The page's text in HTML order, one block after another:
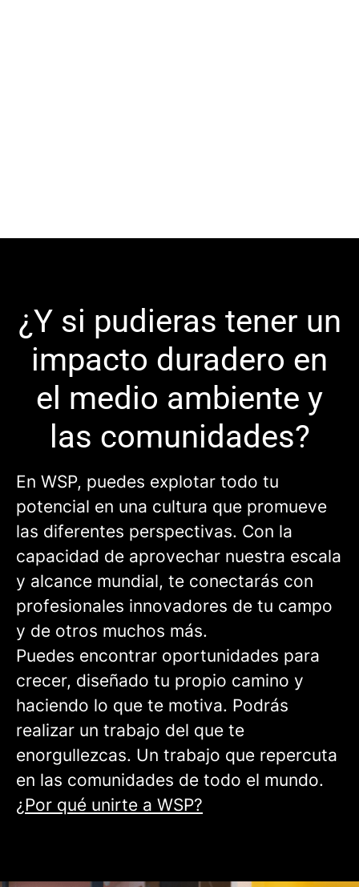
¿Y si pudieras tener un
impacto duradero en
el medio ambiente y
las comunidades?
En WSP, puedes explotar todo tu
potencial en una cultura que promueve
las diferentes perspectivas. Con la
capacidad de aprovechar nuestra escala
y alcance mundial, te conectarás con
profesionales innovadores de tu campo
y de otros muchos más.
Puedes encontrar oportunidades para
crecer, diseñado tu propio camino y
haciendo lo que te motiva. Podrás
realizar un trabajo del que te
enorgullezcas. Un trabajo que repercuta
en las comunidades de todo el mundo.
¿Por qué unirte a WSP?